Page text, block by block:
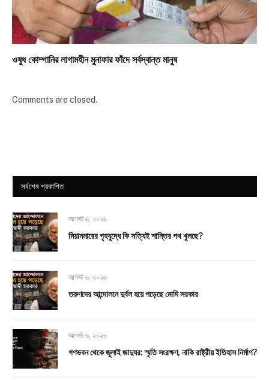
ওষুধ কোম্পানির লাগামহীন মুনাফার ফাঁদে সর্বস্বান্ত মানুষ
Comments are closed.
সর্বশেষ প্রকাশিত
আগস্ট ৬, ২০২৬
মিয়ানমারের গৃহযুদ্ধে কি সত্যিই শান্তির পথ খুলছে?
আগস্ট ৬, ২০২৬
তরুণদের আন্দোলনে দুর্বল হয়ে পড়েছে মোদি সরকার
আগস্ট ৬, ২০২৬
গণভবন থেকে জুলাই জাদুঘর: স্মৃতি সংরক্ষণ, নাকি রাষ্ট্রীয় ইতিহাস নির্মাণ?